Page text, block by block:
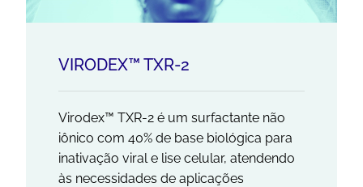
VIRODEX™ TXR-2
Virodex™ TXR-2 é um surfactante não
iônico com 40% de base biológica para
inativação viral e lise celular, atendendo
às necessidades de aplicações